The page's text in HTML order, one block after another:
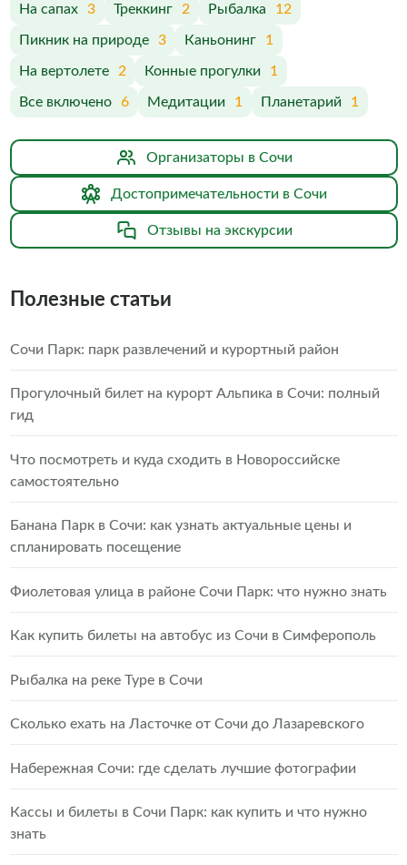
На сапах 3 Треккинг 2 Рыбалка 12
Пикник на природе 3 Каньонинг 1
На вертолете 2 Конные прогулки 1
Все включено 6 Медитации 1 Планетарий 1
Организаторы в Сочи
Достопримечательности в Сочи
Отзывы на экскурсии
Полезные статьи
Сочи Парк: парк развлечений и курортный район
Прогулочный билет на курорт Альпика в Сочи: полный
гид
Что посмотреть и куда сходить в Новороссийске
самостоятельно
Банана Парк в Сочи: как узнать актуальные цены и
спланировать посещение
Фиолетовая улица в районе Сочи Парк: что нужно знать
Как купить билеты на автобус из Сочи в Симферополь
Рыбалка на реке Туре в Сочи
Сколько ехать на Ласточке от Сочи до Лазаревского
Набережная Сочи: где сделать лучшие фотографии
Кассы и билеты в Сочи Парк: как купить и что нужно
знать